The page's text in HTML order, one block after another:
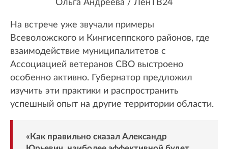
Ольга Андреева / ЛенТВ24
На встрече уже звучали примеры
Всеволожского и Кингисеппского районов, где
взаимодействие муниципалитетов с
Ассоциацией ветеранов СВО выстроено
особенно активно. Губернатор предложил
изучить эти практики и распространить
успешный опыт на другие территории области.
«Как правильно сказал Александр